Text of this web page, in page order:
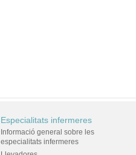
Especialitats infermeres
Informació general sobre les
especialitats infermeres